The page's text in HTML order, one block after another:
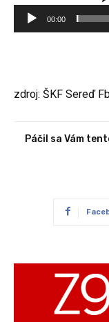
e
a
00:00
zdroj: ŠKF Sereď
Páčil sa Vám